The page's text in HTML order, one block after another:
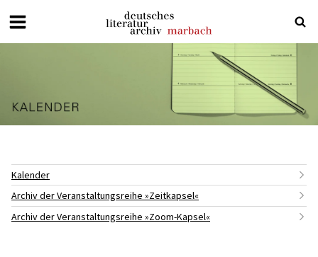
Deutsches
Literaturarchiv
Kalender
Archiv der Veranstaltungsreihe »Zeitkapsel«
Archiv der Veranstaltungsreihe »Zoom-Kapsel«